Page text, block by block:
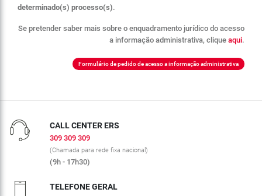
determinado(s) processo(s).
Se pretender saber mais sobre o enquadramento jurídico do acesso
a informação administrativa, clique aqui.
Formulário de pedido de acesso a informação administrativa
CALL CENTER ERS
309 309 309
(Chamada para rede fixa nacional)
(9h - 17h30)
TELEFONE GERAL